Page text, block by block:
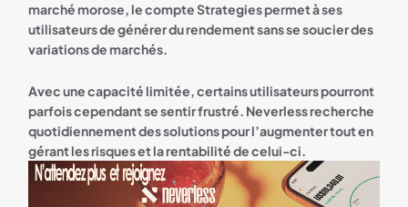
marché morose, le compte Strategies permet à ses
utilisateurs de générer du rendement sans se soucier des
variations de marchés.
Avec une capacité limitée, certains utilisateurs pourront
parfois cependant se sentir frustré. Neverless recherche
quotidiennement des solutions pour l’augmenter tout en
gérant les risques et la rentabilité de celui-ci.